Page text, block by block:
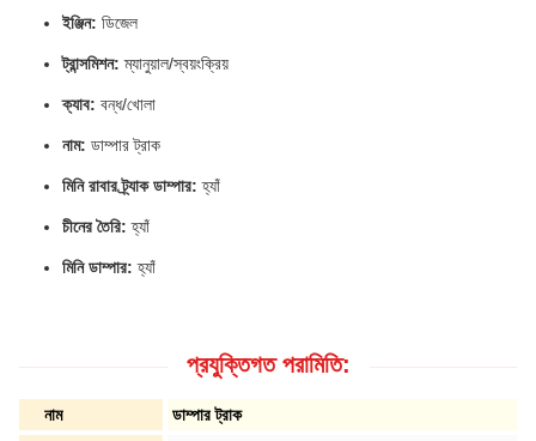
ইঞ্জিন: ডিজেল
ট্রান্সমিশন: ম্যানুয়াল/স্বয়ংক্রিয়
ক্যাব: বন্ধ/খোলা
নাম: ডাম্পার ট্রাক
মিনি রাবার ট্র্যাক ডাম্পার: হ্যাঁ
চীনের তৈরি: হ্যাঁ
মিনি ডাম্পার: হ্যাঁ
প্রযুক্তিগত পরামিতি:
নাম
ডাম্পার ট্রাক